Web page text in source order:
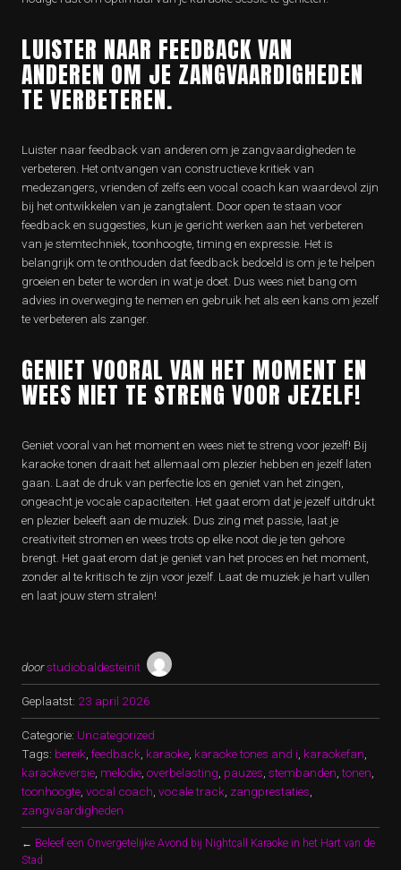
LUISTER NAAR FEEDBACK VAN
ANDEREN OM JE ZANGVAARDIGHEDEN
TE VERBETEREN.
Luister naar feedback van anderen om je zangvaardigheden te
verbeteren. Het ontvangen van constructieve kritiek van
medezangers, vrienden of zelfs een vocal coach kan waardevol zijn
bij het ontwikkelen van je zangtalent. Door open te staan voor
feedback en suggesties, kun je gericht werken aan het verbeteren
van je stemtechniek, toonhoogte, timing en expressie. Het is
belangrijk om te onthouden dat feedback bedoeld is om je te helpen
groeien en beter te worden in wat je doet. Dus wees niet bang om
advies in overweging te nemen en gebruik het als een kans om jezelf
te verbeteren als zanger.
GENIET VOORAL VAN HET MOMENT EN
WEES NIET TE STRENG VOOR JEZELF!
Geniet vooral van het moment en wees niet te streng voor jezelf! Bij
karaoke tonen draait het allemaal om plezier hebben en jezelf laten
gaan. Laat de druk van perfectie los en geniet van het zingen,
ongeacht je vocale capaciteiten. Het gaat erom dat je jezelf uitdrukt
en plezier beleeft aan de muziek. Dus zing met passie, laat je
creativiteit stromen en wees trots op elke noot die je ten gehore
brengt. Het gaat erom dat je geniet van het proces en het moment,
zonder al te kritisch te zijn voor jezelf. Laat de muziek je hart vullen
en laat jouw stem stralen!
doorstudiobaldesteinit
Geplaatst: 23 april 2026
Categorie: Uncategorized
Tags: bereik feedback karaoke karaoke tones and i karaokefan
karaokeversie melodie overbelasting pauzes stembanden ,tonen
toonhoogte vocal coach vocale track zangprestaties
zangvaardigheden
← Beleef een Onvergetelijke Avond bij Nightcall Karaoke in het Hart van de
Stad